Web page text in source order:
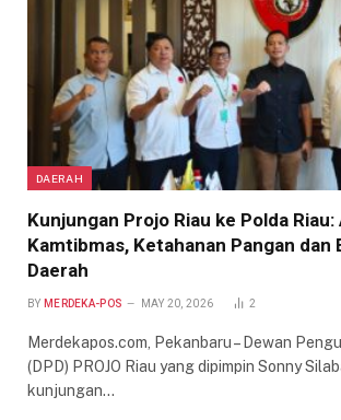
DAERAH
Kunjungan Projo Riau ke Polda Riau:
Kamtibmas, Ketahanan Pangan dan
Daerah
BY MERDEKA-POS MAY 20, 2026 2
Merdekapos.com, Pekanbaru – Dewan
(DPD) PROJO Riau yang dipimpin Sonny
kunjungan…